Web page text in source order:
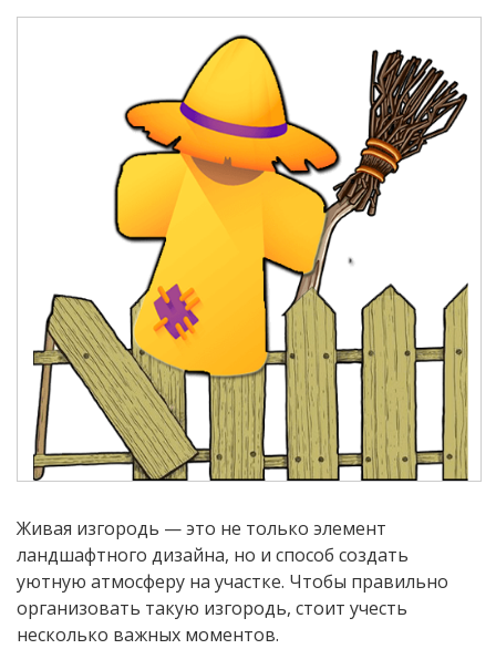
Живая изгородь — это не только элемент
ландшафтного дизайна, но и способ создать
уютную атмосферу на участке. Чтобы правильно
организовать такую изгородь, стоит учесть
несколько важных моментов.